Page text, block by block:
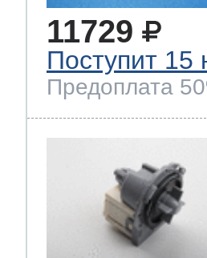
11729
Поступит 15
Предоплата